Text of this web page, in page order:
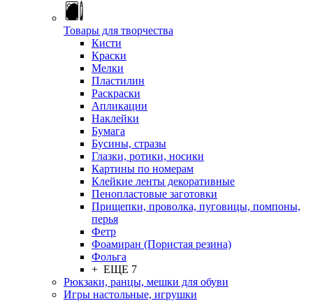
Товары для творчества
Кисти
Краски
Мелки
Пластилин
Раскраски
Апликации
Наклейки
Бумага
Бусины, стразы
Глазки, ротики, носики
Картины по номерам
Клейкие ленты декоративные
Пенопластовые заготовки
Прищепки, проволка, пуговицы, помпоны,
перья
Фетр
Фоамиран (Пористая резина)
Фольга
+ ЕЩЕ 7
Рюкзаки, ранцы, мешки для обуви
Игры настольные, игрушки